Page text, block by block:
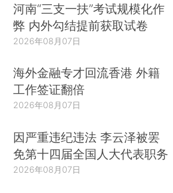
河南“三支一扶”考试规模化作
弊 内外勾结提前获取试卷
2026年08月07日
海外金融专才回流香港 外籍
工作签证翻倍
2026年08月07日
因严重违纪违法 李云泽被罢
免第十四届全国人大代表职务
2026年08月07日